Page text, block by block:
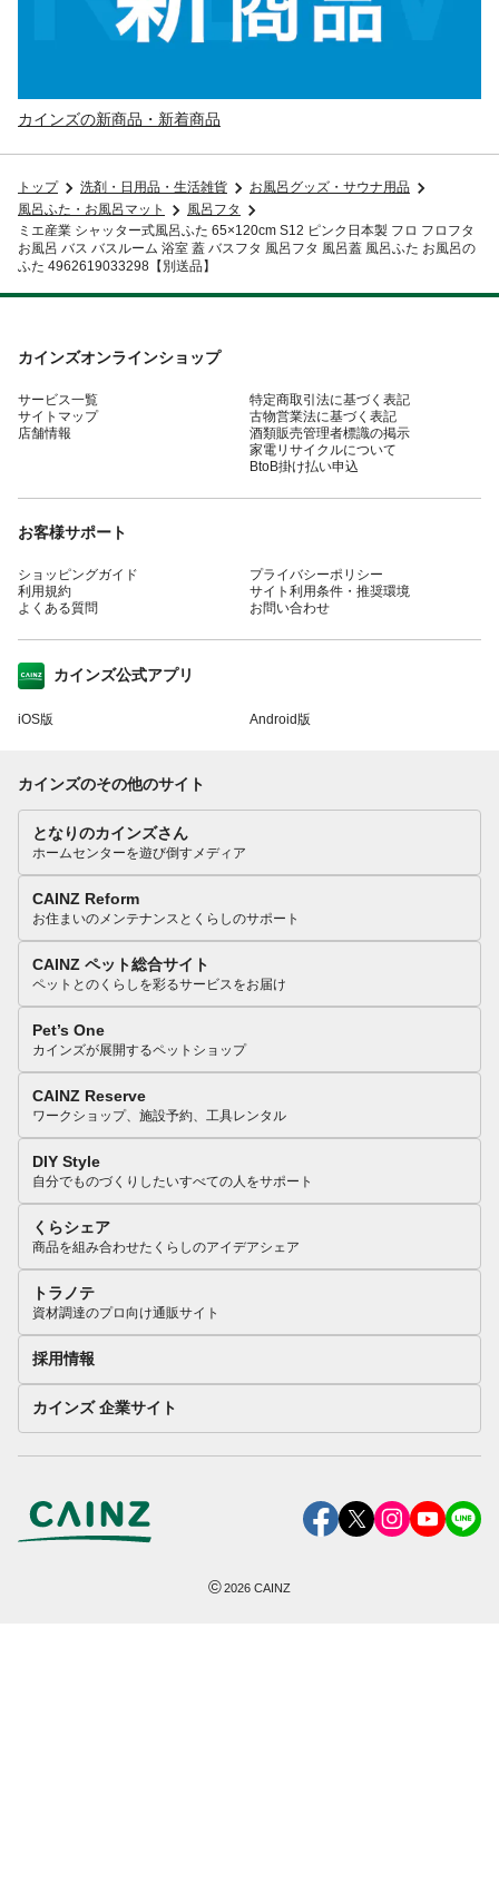
カインズの新商品・新着商品
トップ 洗剤・日用品・生活雑貨
お風呂グッズ・サウナ用品
風呂ふた・お風呂マット
風呂フタ
ミエ産業 シャッター式風呂ふた 65×120cm S12 ピンク日本製 フロ フロフタ
お風呂 バス バスルーム 浴室 蓋 バスフタ 風呂フタ 風呂蓋 風呂ふた お風呂の
ふた 4962619033298【別送品】
カインズオンラインショップ
サービス一覧
サイトマップ
店舗情報
特定商取引法に基づく表記
古物営業法に基づく表記
酒類販売管理者標識の掲示
家電リサイクルについて
BtoB掛け払い申込
お客様サポート
ショッピングガイド
利用規約
よくある質問
プライバシーポリシー
サイト利用条件・推奨環境
お問い合わせ
カインズ公式アプリ
iOS版 Android版
カインズのその他のサイト
となりのカインズさん
ホームセンターを遊び倒すメディア
CAINZ Reform
お住まいのメンテナンスとくらしのサポート
CAINZ ペット総合サイト
ペットとのくらしを彩るサービスをお届け
Pet’s One
カインズが展開するペットショップ
CAINZ Reserve
ワークショップ、施設予約、工具レンタル
DIY Style
自分でものづくりしたいすべての人をサポート
くらシェア
商品を組み合わせたくらしのアイデアシェア
トラノテ
資材調達のプロ向け通販サイト
採用情報
カインズ 企業サイト
©2026 CAINZ